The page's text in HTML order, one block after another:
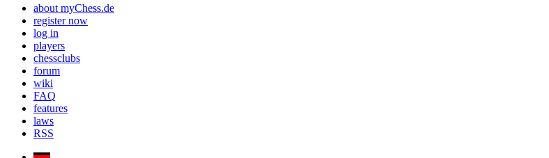
about myChess.de
register now
log in
players
chessclubs
forum
wiki
FAQ
features
laws
RSS